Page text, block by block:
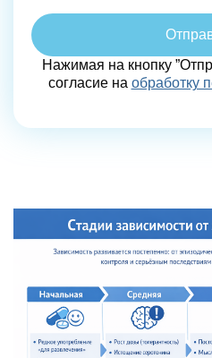
Нажимая на кнопку
согласие на обработку